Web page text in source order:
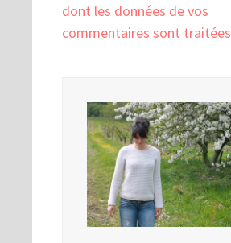
dont les données de vos
commentaires sont traitées